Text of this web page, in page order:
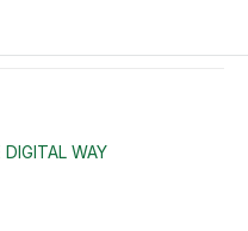
WAY